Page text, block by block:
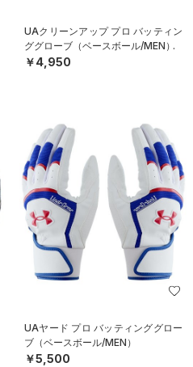
UAクリーンアップ プロ バッティン
ググローブ（ベースボール/MEN）
￥4,950
UAヤード プロ バッティンググロー
ブ（ベースボール/MEN）
￥5,500